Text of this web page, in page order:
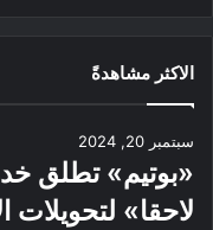
الاكثر مشاهدةً
سبتمبر 20, 2024
«بوتيم» تطلق
لاحقا» لتحويلات